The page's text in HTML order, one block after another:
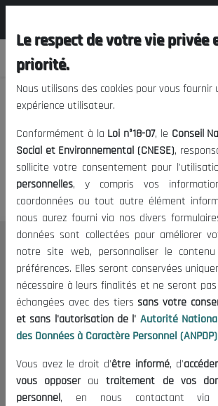
Nous vous prions de
excuser, mais l'accès
contenu est
Le CNESE
A Propos
Le président
Organisation
Publications
Informations utiles
Appels d'offres et Consultations
Le respect de votre vie privée
priorité.
Nous utilisons des cookies pour vous fournir
expérience utilisateur.
Conformément à la Loi n°18-07, le Conseil
Social et Environnemental (CNESE),
sollicite votre consentement pour
personnelles, y compris vos
coordonnées ou tout autre élément
nous aurez fourni via nos divers
données sont collectées pour améliorer
notre site web, personnaliser le
préférences. Elles seront conservées
nécessaire à leurs finalités et ne seront
échangées avec des tierssans votre
et sans l'autorisation de l' Autorité
des Données à Caractère Personnel (ANPDP)
Vous avez le droit d'être informé, d'accéder
vous opposerautraitement de vos
personnel, en nous contactant via